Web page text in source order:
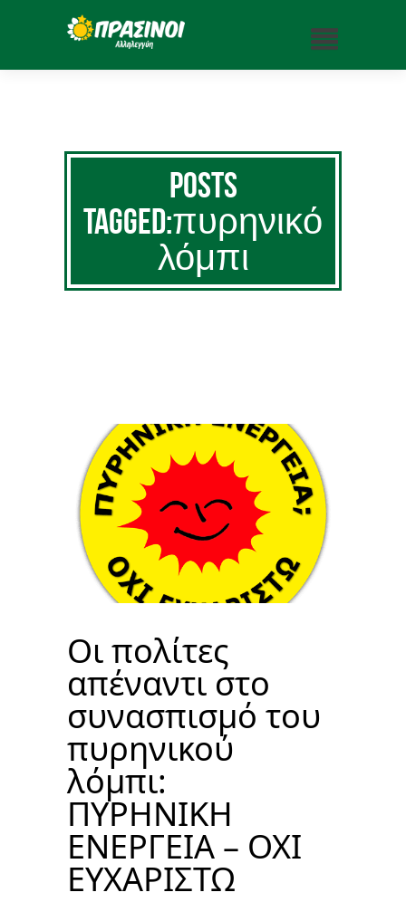
Posts
Tagged:πυρηνικό
λόμπι
Οι πολίτες
απέναντι στο
συνασπισμό του
πυρηνικού
λόμπι:
ΠΥΡΗΝΙΚΗ
ΕΝΕΡΓΕΙΑ – ΟΧΙ
ΕΥΧΑΡΙΣΤΩ